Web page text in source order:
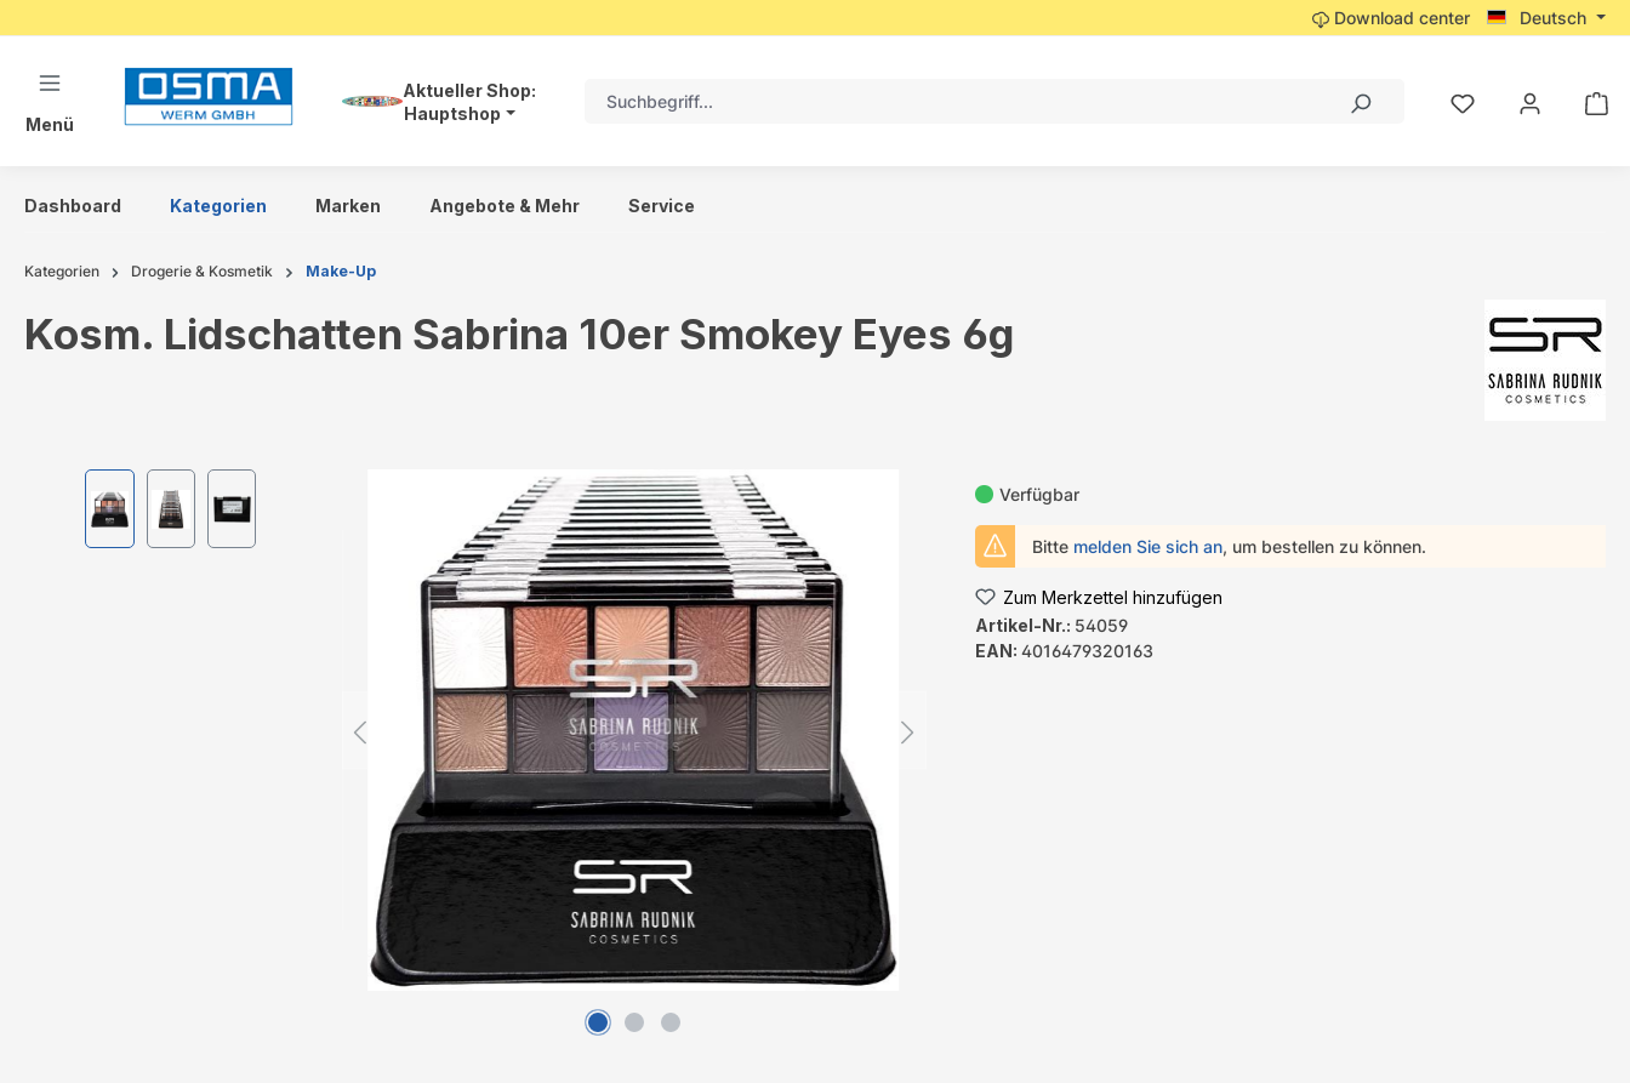
Download center Deutsch
Menü
Aktueller Shop:
Hauptshop
Dashboard Kategorien Marken Angebote & Mehr Service
Kategorien Drogerie & Kosmetik Make-Up
Kosm. Lidschatten Sabrina 10er Smokey Eyes 6g
Bildergalerie überspringen
Verfügbar
Bitte melden Sie sich an, um bestellen zu können.
Zum Merkzettel hinzufügen
Artikel-Nr.: 54059
EAN: 4016479320163